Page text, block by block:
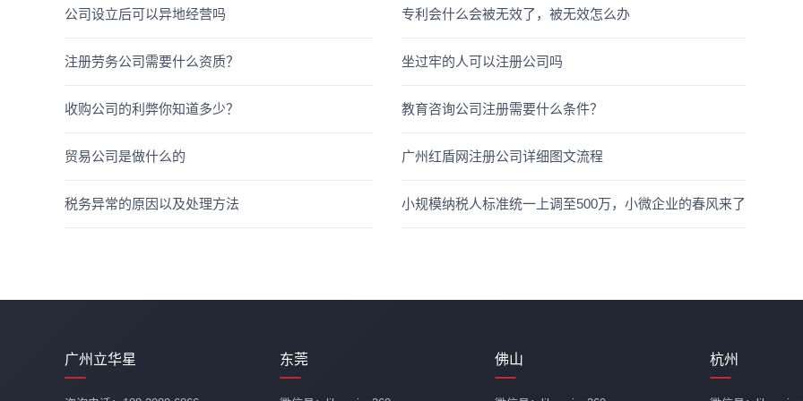
公司设立后可以异地经营吗 专利会什么会被无效了，被无效怎么办
注册劳务公司需要什么资质？ 坐过牢的人可以注册公司吗
收购公司的利弊你知道多少？ 教育咨询公司注册需要什么条件？
贸易公司是做什么的 广州红盾网注册公司详细图文流程
税务异常的原因以及处理方法 小规模纳税人标准统一上调至500万，小微企业的春风来了
广州立华星 东莞 佛山 杭州